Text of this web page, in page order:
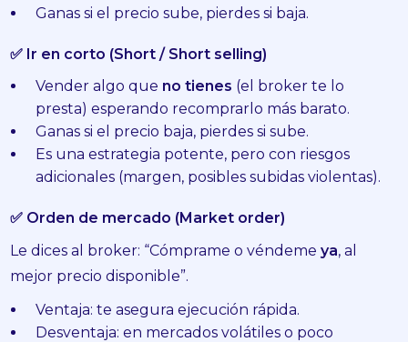
Ganas si el precio sube, pierdes si baja.
✅ Ir en corto (Short / Short selling)
Vender algo que no tienes (el broker te lo
presta) esperando recomprarlo más barato.
Ganas si el precio baja, pierdes si sube.
Es una estrategia potente, pero con riesgos
adicionales (margen, posibles subidas violentas).
✅ Orden de mercado (Market order)
Le dices al broker: “Cómprame o véndemeya, al
mejor precio disponible”.
Ventaja: te asegura ejecución rápida.
Desventaja: en mercados volátiles o poco